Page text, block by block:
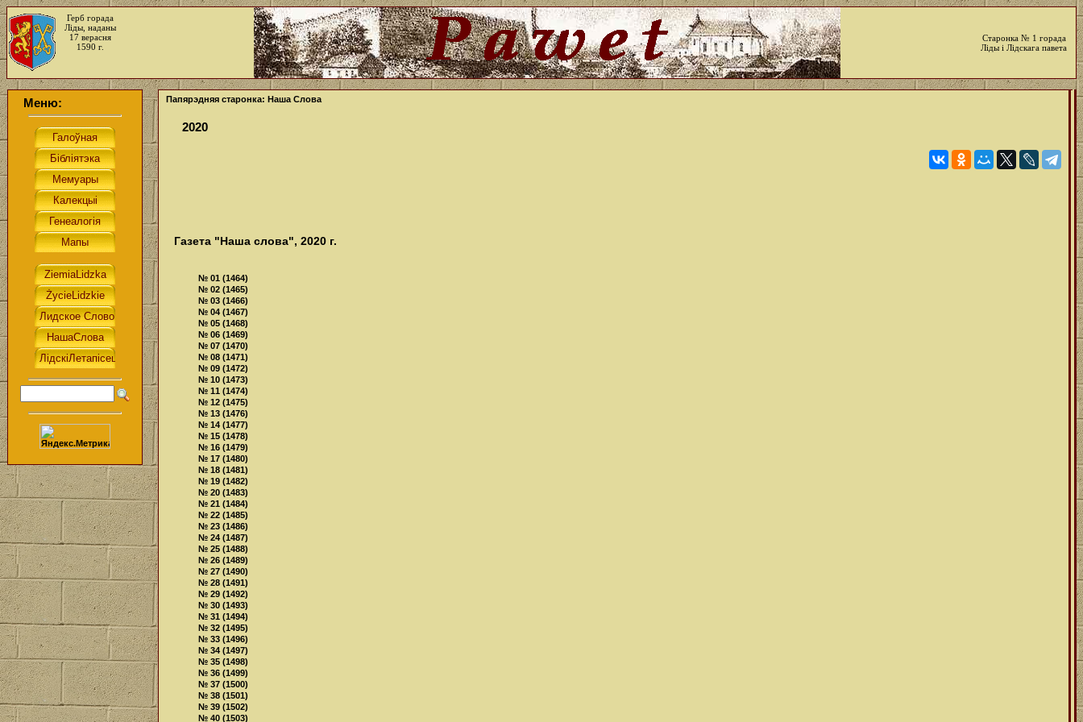
Герб горада
Ліды, наданы
17 верасня
1590 г.
Старонка № 1 горада
Ліды і Лідскага павета
Меню: Папярэдняя старонка: Наша Слова
2020
Газета "Наша слова", 2020 г.
№ 01 (1464)
№ 02 (1465)
№ 03 (1466)
№ 04 (1467)
№ 05 (1468)
№ 06 (1469)
№ 07 (1470)
№ 08 (1471)
№ 09 (1472)
№ 10 (1473)
№ 11 (1474)
№ 12 (1475)
№ 13 (1476)
№ 14 (1477)
№ 15 (1478)
№ 16 (1479)
№ 17 (1480)
№ 18 (1481)
№ 19 (1482)
№ 20 (1483)
№ 21 (1484)
№ 22 (1485)
№ 23 (1486)
№ 24 (1487)
№ 25 (1488)
№ 26 (1489)
№ 27 (1490)
№ 28 (1491)
№ 29 (1492)
№ 30 (1493)
№ 31 (1494)
№ 32 (1495)
№ 33 (1496)
№ 34 (1497)
№ 35 (1498)
№ 36 (1499)
№ 37 (1500)
№ 38 (1501)
№ 39 (1502)
№ 40 (1503)